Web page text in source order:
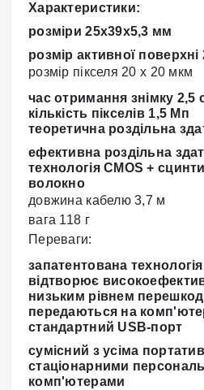
Характеристики:
розміри 25x39х5,3 мм
розмір активної
розмір пікселя 20 х 20 мкм
час отримання знімку 2,5
кількість пікселів 1,5 Мп
теоретична роздільна
ефективна роздільна
технологія CMOS +
волокно
довжина кабелю 3,7 м
вага 118 г
Переваги:
запатентована
відтворює
низьким рівнем перешкод,
передаються на
стандартний USB-порт
сумісний з усіма
стаціонарними
комп'ютерами